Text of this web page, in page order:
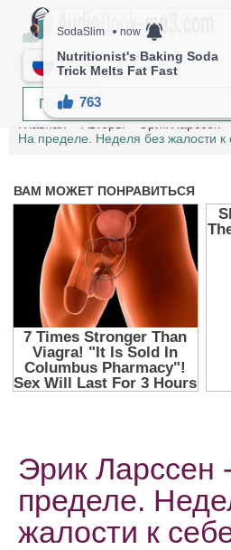
RU
Главная Авторы
Эрик Ларссен
На пределе. Неделя без жалости к
Эрик Ларссен
пределе.
жалости к